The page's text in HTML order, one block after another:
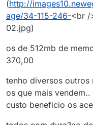
(http://
age/34-115-246-<br /
02.jpg)
os de 512mb de
370,00
tenho diversos outros
os que mais
custo beneficio os